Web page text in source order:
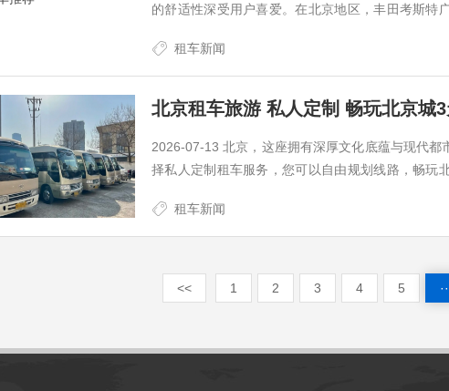
的舒适性深受用户喜爱。在北京地区，丰田考斯特
场接送等场景。如果您正在寻找一辆经济实用且
理想选择。以下为您详细介绍丰田考斯特的座位数、
租车新闻
北京租车旅游 私人定制 畅玩北京城3
2026-07-13 北京，这座拥有深厚文化底蕴与现代
择私人定制租车服务，您可以自由规划线路，畅玩
要景点及3天行程规划，助您深度体验北京的历史
广场与故宫天安门广场：一早前往天安门广场，感受
租车新闻
<< 1 2 3 4 5